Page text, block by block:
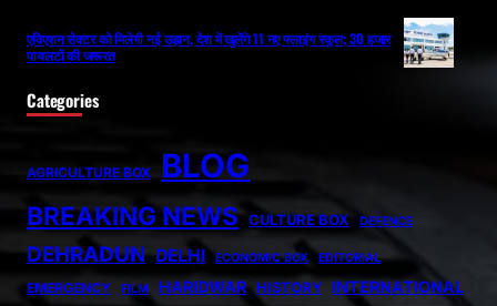
एविएशन सेक्टर को मिलेगी नई उड़ान, देश में खुलेंगे 11 नए फ्लाइंग स्कूल; 30 हजार
पायलटों की जरूरत
Categories
AGRICULTURE BOX BLOG
BREAKING NEWS CULTURE BOX DEFENCE
DEHRADUN DELHI ECONOMIC BOX EDITORIAL
EMERGENCY FILM HARIDWAR HISTORY INTERNATIONAL